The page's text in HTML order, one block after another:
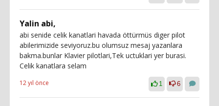
Yalin abi,
abi senide celik kanatlari havada öttürmüs diger pilot
abilerimizide seviyoruz.bu olumsuz mesaj yazanlara
bakma.bunlar Klavier pilotlari,Tek uctuklari yer burasi.
Celik kanatlara selam
12 yıl önce 1 6